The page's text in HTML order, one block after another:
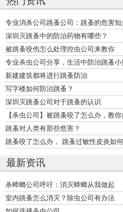
专业消杀公司跳蚤公司：跳蚤的危害知
深圳灭跳蚤中的防治药物有哪些？
被跳蚤咬伤怎么处理控虫公司来教你
专业杀虫公司分享，生活中防治跳蚤小
新建建筑都将进行跳蚤防治
写字楼如何防治跳蚤？
深圳灭跳蚤公司对于跳蚤的认识
【杀虫公司】被跳蚤咬了怎么办，教
跳蚤对人类有那些危害？
跳蚤咬了怎么办， 跳蚤过敏性皮炎如
最新资讯
杀蟑螂公司呼吁：消灭蟑螂从我做起
室内跳蚤怎么消灭？除虫公司有办法